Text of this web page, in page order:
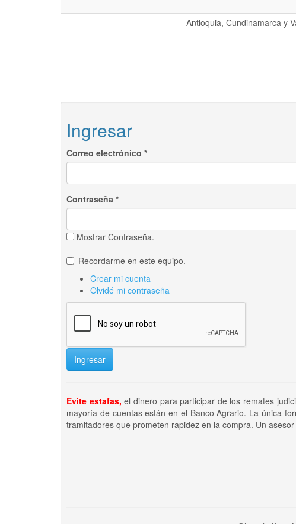
Antioquia, Cundinamarca y
Ingresar
Correo electrónico *
Contraseña *
Mostrar Contraseña.
Recordarme en este equipo.
Crear mi cuenta
Olvidé mi contraseña
Ingresar
Evite estafas, el dinero para participar de los remates
mayoría de cuentas están en el Banco Agrario. La única
tramitadores que prometen rapidez en la compra. Un